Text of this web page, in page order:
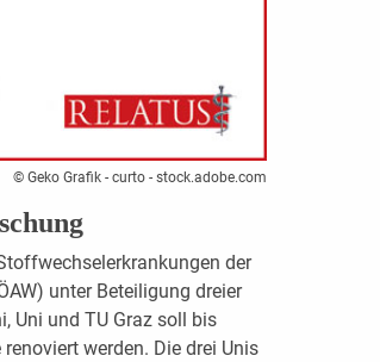
© Geko Grafik - curto - stock.adobe.com
der
unter Beteiligung dreier
Uni und TU Graz soll bis
werden. Die drei Unis